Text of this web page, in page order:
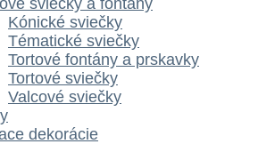
Kónické sviečky
Tématické sviečky
Tortové fontány a prskavky
Tortové sviečky
Valcové sviečky
dekorácie